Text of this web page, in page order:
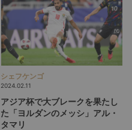
シェフケンゴ
2024.02.11
アジア杯で大ブレークを果たし
た「ヨルダンのメッシ」アル・
タマリ